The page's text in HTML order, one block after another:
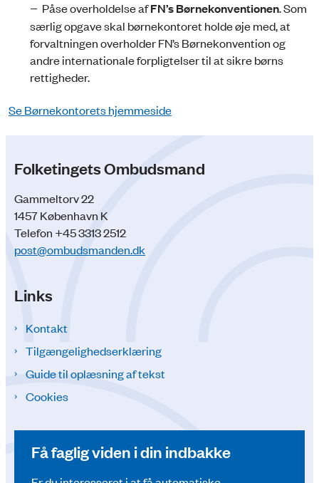
− Påse overholdelse afFN’s Børnekonventionen. Som
særlig opgave skal børnekontoret holde øje med, at
forvaltningen overholder FN’s Børnekonvention og
andre internationale forpligtelser til at sikre børns
rettigheder.
Se Børnekontorets hjemmeside
Folketingets Ombudsmand
Gammeltorv 22
1457 København K
Telefon +45 3313 2512
post@ombudsmanden.dk
Links
Kontakt
Tilgængelighedserklæring
Guide til oplæsning af tekst
Cookies
Få faglig viden i din indbakke